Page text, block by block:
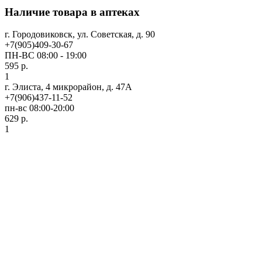
Наличие товара в аптеках
г. Городовиковск, ул. Советская, д. 90
+7(905)409-30-67
ПН-ВС 08:00 - 19:00
595 р.
1
г. Элиста, 4 микрорайон, д. 47А
+7(906)437-11-52
пн-вс 08:00-20:00
629 р.
1